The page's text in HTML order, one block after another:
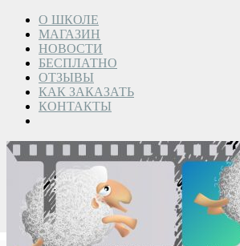
О ШКОЛЕ
МАГАЗИН
НОВОСТИ
БЕСПЛАТНО
ОТЗЫВЫ
КАК ЗАКАЗАТЬ
КОНТАКТЫ